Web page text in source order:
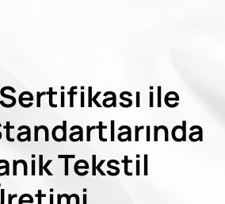
ile
Tekstil